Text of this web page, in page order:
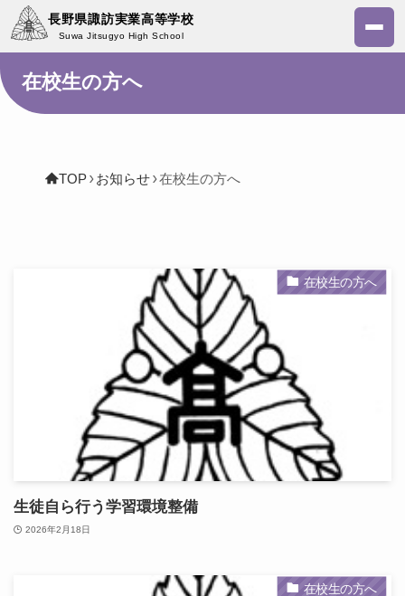
長野県諏訪実業高等学校
Suwa Jitsugyo High School
在校生の方へ
TOP お知らせ 在校生の方へ
在校生の方へ
生徒自ら行う学習環境整備
2026年2月18日
在校生の方へ